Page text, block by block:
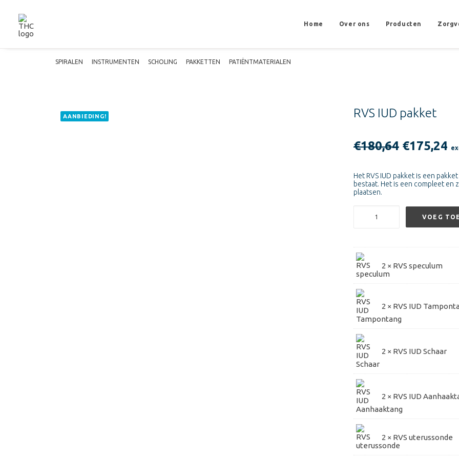
Home Over ons Producten
SPIRALEN INSTRUMENTEN SCHOLING PAKKETTEN PATIËNTMATERIALEN
AANBIEDING! RVS IUD pakket
€180,64
was:
€180,64.
€175,24
is:
Het RVS IUD pakket is een
bestaat. Het is een compleet en
plaatsen.
aantal
VOEG
2 × RVS speculum
2 × RVS IUD
2 × RVS IUD Schaar
2 × RVS IUD
2 × RVS uterussonde